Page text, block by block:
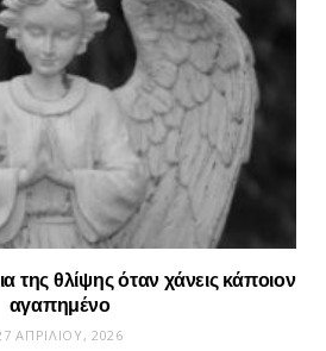
της θλίψης όταν χάνεις κάποιον
αγαπημένο
ΑΠΡΙΛΊΟΥ, 2026